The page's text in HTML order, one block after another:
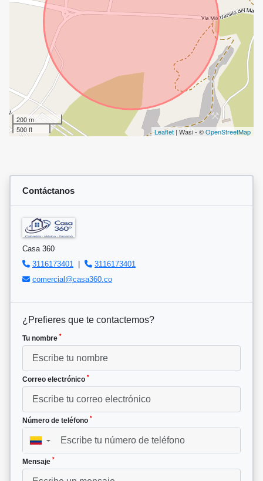
200 m
500 ft
Leaflet | Wasi - ©OpenStreetMap
Contáctanos
Casa 360
3116173401
|
3116173401
comercial@casa360.co
¿Prefieres que te contactemos?
Tu nombre *
Correo electrónico *
Número de teléfono *
▼
Mensaje *